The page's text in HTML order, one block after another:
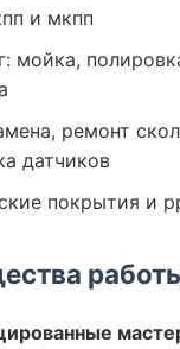
и мкпп
мойка,
ремонт
датчиков
покрытия и